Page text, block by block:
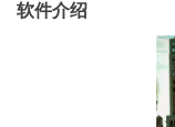
软件介绍